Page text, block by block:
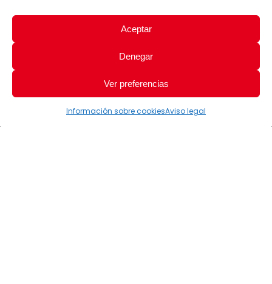
Aceptar
Denegar
Ver preferencias
Información sobre cookiesAviso legal